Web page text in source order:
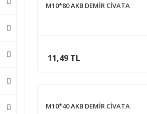
M10*80 AKB DEMİR CİVATA
11,49 TL
M10*40 AKB DEMİR CİVATA